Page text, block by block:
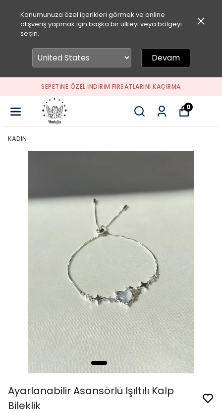
Konumunuza özel içerikleri görmek ve online
alışveriş yapmak için başka bir ülkeyi veya bölgeyi
seçin.
Devam
SEPETİNE ÖZEL İNDİRİM FIRSATLARINI KAÇIRMA
0
KADIN
Ayarlanabilir Asansörlü Işıltılı Kalp
Bileklik